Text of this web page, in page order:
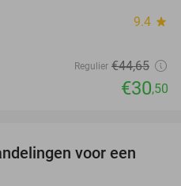
9.4 star
Regulier €44,65
€30,50
80%
voor een